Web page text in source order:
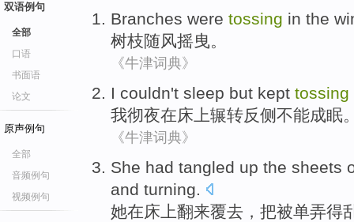
双语例句
全部
口语
书面语
论文
原声例句
全部
音频例句
视频例句
Branches were tossing in the
树枝随风摇曳。
《牛津词典》
I couldn't sleep but kept tossing
我彻夜在床上辗转反侧不能成眠
《牛津词典》
She had tangled up the sheets
and turning
她在床上翻来覆去 ， 把被单弄得